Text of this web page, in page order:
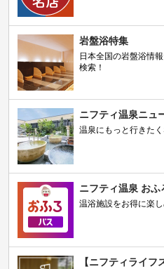
岩盤浴特集
日本全国の岩盤浴情
検索！
ニフティ温泉ニュ
温泉にもっと行きた
ニフティ温泉 おふ
温浴施設をお得に楽
【ニフティライ